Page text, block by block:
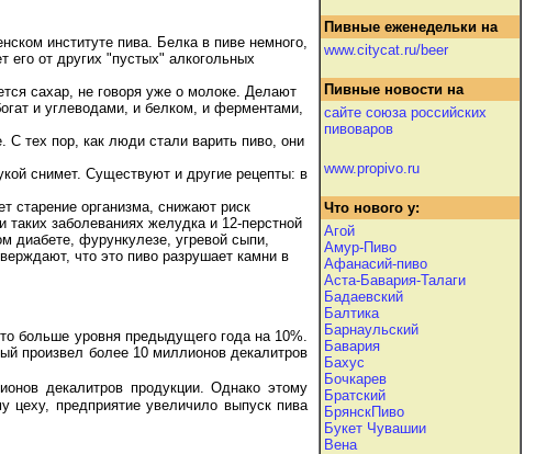
институте пива. Белка в пиве немного,
от других "пустых" алкогольных
сахар, не говоря уже о молоке. Делают
и углеводами, и белком, и ферментами,
тех пор, как люди стали варить пиво, они
снимет. Существуют и другие рецепты: в
старение организма, снижают риск
заболеваниях желудка и 12-перстной
диабете, фурункулезе, угревой сыпи,
что это пиво разрушает камни в
больше уровня предыдущего года на 10%.
произвел более 10 миллионов декалитров
декалитров продукции. Однако этому
цеху, предприятие увеличило выпуск пива
Пивные еженедельки на
www.citycat.ru/beer
Пивные новости на
сайте союза российских
пивоваров
www.propivo.ru
Что нового у:
Агой
Амур-Пиво
Афанасий-пиво
Аста-Бавария-Талаги
Бадаевский
Балтика
Барнаульский
Бавария
Бахус
Бочкарев
Братский
БрянскПиво
Букет Чувашии
Вена